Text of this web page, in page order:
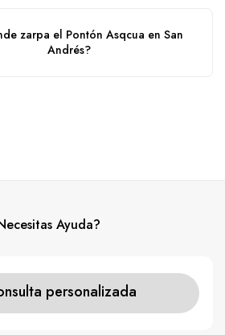
zarpa el Pontón Asqcua en San
Andrés?
Ayuda?
personalizada